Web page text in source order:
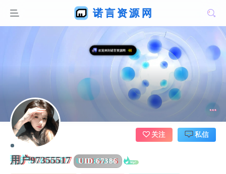
用户97355517 UID:67386
关注 私信